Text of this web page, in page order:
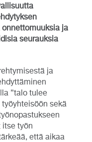
ja
seurauksia
ja
”talo tulee
sekä
itse työn
että aikaa